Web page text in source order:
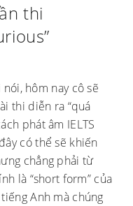
thi
hôm nay cô sẽ
thi diễn ra “quá
phát âm IELTS
có thể sẽ khiến
chẳng phải từ
là “short form” của
Anh mà chúng